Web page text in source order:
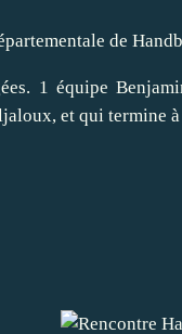
de
1 équipe
et qui termine